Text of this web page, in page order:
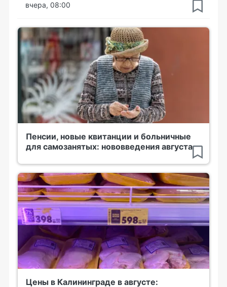
вчера, 08:00
Пенсии, новые квитанции и больничные
для самозанятых: нововведения августа
Цены в Калининграде в августе: